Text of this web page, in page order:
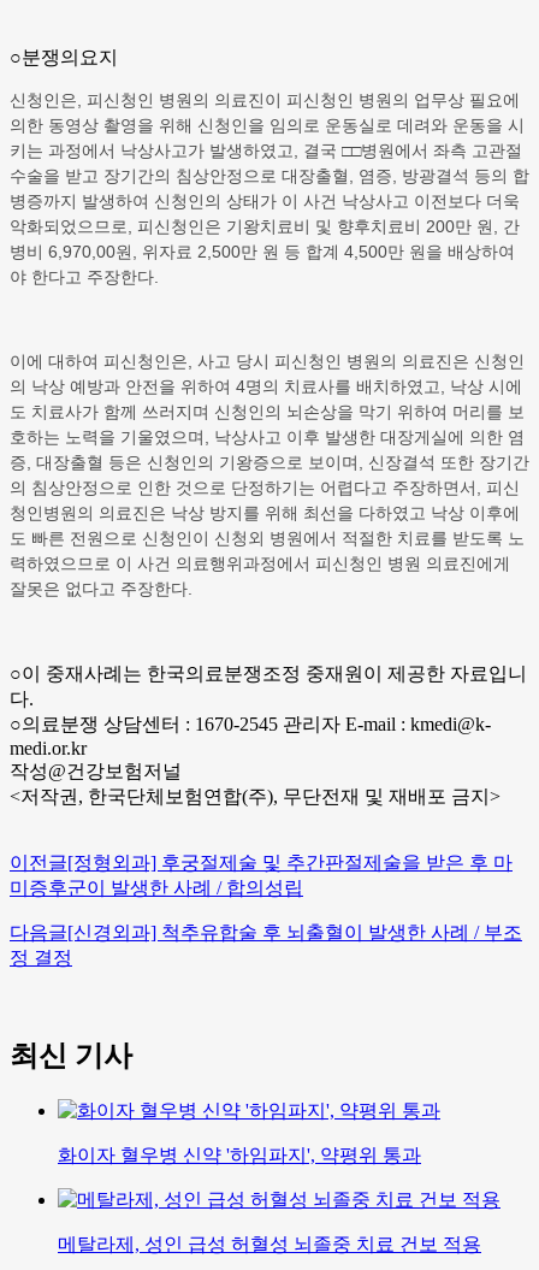
○분쟁의요지
신청인은, 피신청인 병원의 의료진이 피신청인 병원의 업무상 필요에
의한 동영상 촬영을 위해 신청인을 임의로 운동실로 데려와 운동을 시
키는 과정에서 낙상사고가 발생하였고, 결국 □□병원에서 좌측 고관절
수술을 받고 장기간의 침상안정으로 대장출혈, 염증, 방광결석 등의 합
병증까지 발생하여 신청인의 상태가 이 사건 낙상사고 이전보다 더욱
악화되었으므로, 피신청인은 기왕치료비 및 향후치료비 200만 원, 간
병비 6,970,00원, 위자료 2,500만 원 등 합계 4,500만 원을 배상하여
야 한다고 주장한다.
이에 대하여 피신청인은, 사고 당시 피신청인 병원의 의료진은 신청인
의 낙상 예방과 안전을 위하여 4명의 치료사를 배치하였고, 낙상 시에
도 치료사가 함께 쓰러지며 신청인의 뇌손상을 막기 위하여 머리를 보
호하는 노력을 기울였으며, 낙상사고 이후 발생한 대장게실에 의한 염
증, 대장출혈 등은 신청인의 기왕증으로 보이며, 신장결석 또한 장기간
의 침상안정으로 인한 것으로 단정하기는 어렵다고 주장하면서, 피신
청인병원의 의료진은 낙상 방지를 위해 최선을 다하였고 낙상 이후에
도 빠른 전원으로 신청인이 신청외 병원에서 적절한 치료를 받도록 노
력하였으므로 이 사건 의료행위과정에서 피신청인 병원 의료진에게
잘못은 없다고 주장한다.
○이 중재사례는 한국의료분쟁조정 중재원이 제공한 자료입니
다.
○의료분쟁 상담센터 : 1670-2545 관리자 E-mail : kmedi@k-
medi.or.kr
작성@건강보험저널
<저작권, 한국단체보험연합(주), 무단전재 및 재배포 금지>
이전글[정형외과] 후궁절제술 및 추간판절제술을 받은 후 마
미증후군이 발생한 사례 / 합의성립
다음글[신경외과] 척추유합술 후 뇌출혈이 발생한 사례 / 부조
정 결정
최신 기사
화이자 혈우병 신약 '하임파지', 약평위 통과
메탈라제, 성인 급성 허혈성 뇌졸중 치료 건보 적용